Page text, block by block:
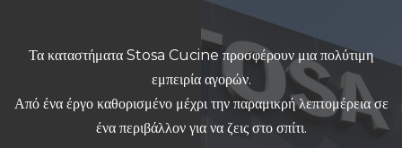
Τα καταστήματα Stosa Cucine προσφέρουν μια πολύτιμη
εμπειρία αγορών.
Από ένα έργο καθορισμένο μέχρι την παραμικρή λεπτομέρεια σε
ένα περιβάλλον για να ζεις στο σπίτι.